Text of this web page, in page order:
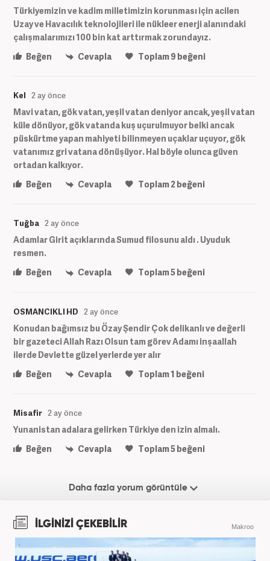
Türkiyemizin ve kadim milletimizin korunması için acilen
Uzay ve Havacılık teknolojileri ile nükleer enerji alanındaki
çalışmalarımızı 100 bin kat arttırmak zorundayız.
Beğen
Cevapla Toplam9 beğeni
Kel 2 ay önce
Mavi vatan, gök vatan, yeşil vatan deniyor ancak, yeşil vatan
küle dönüyor, gök vatanda kuş uçurulmuyor belki ancak
püskürtme yapan mahiyeti bilinmeyen uçaklar uçuyor, gök
vatanımız gri vatana dönüşüyor. Hal böyle olunca güven
ortadan kalkıyor.
Beğen
Cevapla Toplam2beğeni
Tuğba 2 ay önce
Adamlar Girit açıklarında Sumud filosunu aldı . Uyuduk
resmen.
Beğen
Cevapla Toplam5beğeni
OSMANCIKLI HD 2 ay önce
Konudan bağımsız bu Özay Şendir Çok delikanlı ve değerli
bir gazeteci Allah Razı Olsun tam görev Adamı inşaallah
ilerde Devlette güzel yerlerde yer alır
Beğen
Cevapla Toplam1 beğeni
Misafir 2 ay önce
Yunanistan adalara gelirken Türkiye den izin almalı.
Beğen
Cevapla Toplam5beğeni
Daha fazla yorum görüntüle
İLGİNİZİ ÇEKEBİLİR Makroo